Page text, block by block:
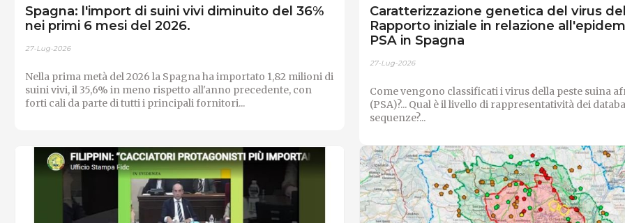
Spagna: l'import di suini vivi diminuito del 36%
nei primi 6 mesi del 2026.
27-Lug-2026
Nella prima metà del 2026 la Spagna ha importato 1,82 milioni di
suini vivi, il 35,6% in meno rispetto all'anno precedente, con
forti cali da parte di tutti i principali fornitori...
Caratterizzazione genetica del virus
Rapporto iniziale in relazione
PSA in Spagna
27-Lug-2026
Come vengono classificati i virus della peste suina
(PSA)?... Qual è il livello di rappresentatività dei
sequenze?...